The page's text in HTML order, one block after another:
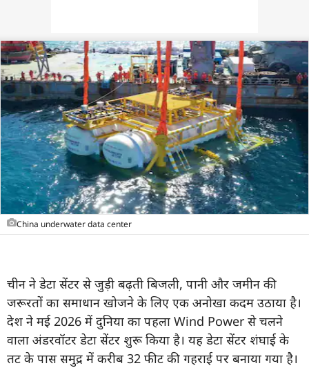
China underwater data center
चीन ने डेटा सेंटर से जुड़ी बढ़ती बिजली, पानी और जमीन की
जरूरतों का समाधान खोजने के लिए एक अनोखा कदम उठाया है।
देश ने मई 2026 में दुनिया का पहला Wind Power से चलने
वाला अंडरवॉटर डेटा सेंटर शुरू किया है। यह डेटा सेंटर शंघाई के
तट के पास समुद्र में करीब 32 फीट की गहराई पर बनाया गया है।